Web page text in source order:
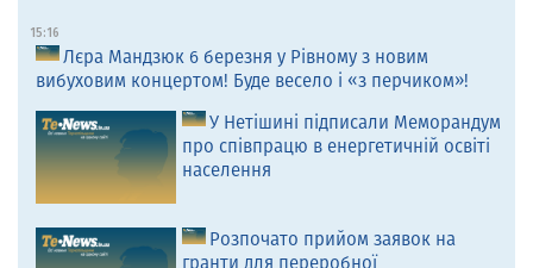
15:16
Лєра Мандзюк 6 березня у Рівному з новим
вибуховим концертом! Буде весело і «з перчиком»!
У Нетішині підписали Меморандум
про співпрацю в енергетичній освіті
населення
Розпочато прийом заявок на